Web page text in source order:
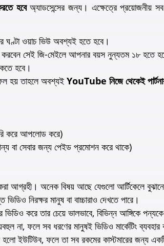
হবেঅ্যাডসেন্সের জন্য। এক্ষেত্রে প্রয়োজনীয়
ঘণ্টা ওয়াচ ভিউ অবশ্যই হতে হবে।
সেই জি-মেইলে আপনার বয়স নুন্যতম ১৮ হতে
হবে।
হয় তাহলে অবশ্যইYouTube নিজে থেকেই
করে আপলোড করে)
বা সেবার জন্য পেইড প্রমোশন করে থাকে)
আগ্রহী। অনেক বিষয় আছে যেগুলো আর্টিকেলে
নিরক্ষর মানুষ বা বাচ্চারাও দেখতে পারে।
করে তার চেয়ে ভালভাবে, বিভিন্ন আঙ্গিকে
না, ফলে সব ধরণের মানুষই ভিডিও মার্কেটিং
হলো ইউটিউব, ফলে তা সব রকমের কাস্টমারের জন্য